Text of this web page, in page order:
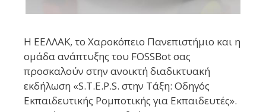
Η ΕΕΛΛΑΚ, το Χαροκόπειο Πανεπιστήμιο και η
ομάδα ανάπτυξης του FOSSBot σας
προσκαλούν στην ανοικτή διαδικτυακή
εκδήλωση «S.T.E.P.S. στην Τάξη: Οδηγός
Εκπαιδευτικής Ρομποτικής για Εκπαιδευτές».